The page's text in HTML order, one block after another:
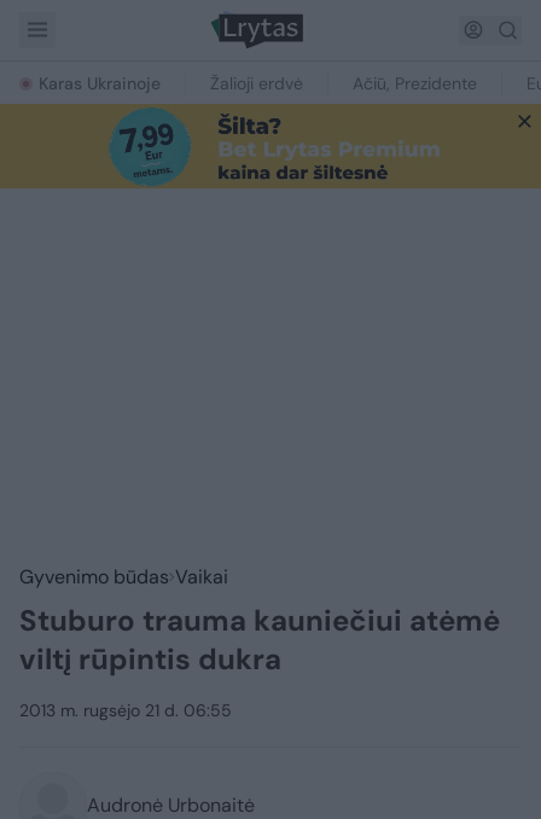
Karas Ukrainoje Žalioji erdvė Ačiū, Prezidente
Gyvenimo būdas Vaikai
Stuburo trauma kauniečiui atėmė
viltį rūpintis dukra
2013 m. rugsėjo 21 d. 06:55
Audronė Urbonaitė